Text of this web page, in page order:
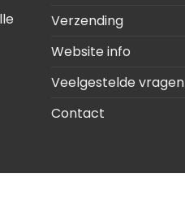
Verzending
Website info
Veelgestelde vragen
Contact